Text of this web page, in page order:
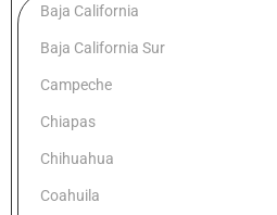
Baja California
Baja California Sur
Campeche
Chiapas
Chihuahua
Coahuila